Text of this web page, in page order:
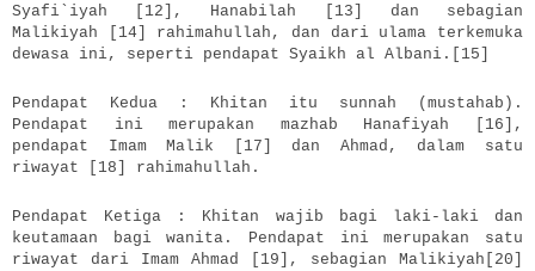
Syafi`iyah [12], Hanabilah [13] dan sebagian
Malikiyah [14] rahimahullah, dan dari ulama terkemuka
dewasa ini, seperti pendapat Syaikh al Albani.[15]
Pendapat Kedua : Khitan itu sunnah (mustahab).
Pendapat ini merupakan mazhab Hanafiyah [16],
pendapat Imam Malik [17] dan Ahmad, dalam satu
riwayat [18] rahimahullah.
Pendapat Ketiga : Khitan wajib bagi laki-laki dan
keutamaan bagi wanita. Pendapat ini merupakan satu
riwayat dari Imam Ahmad [19], sebagian Malikiyah[20]